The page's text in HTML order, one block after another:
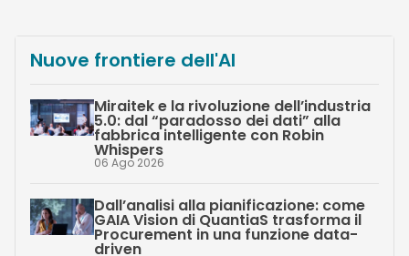
Nuove frontiere dell'AI
Miraitek e la rivoluzione dell’industria
5.0: dal “paradosso dei dati” alla
fabbrica intelligente con Robin
Whispers
06 Ago 2026
Dall’analisi alla pianificazione: come
GAIA Vision di QuantiaS trasforma il
Procurement in una funzione data-
driven